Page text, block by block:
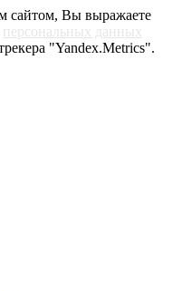
сайтом, Вы выражаете
персональных данных
"Yandex.Metrics".